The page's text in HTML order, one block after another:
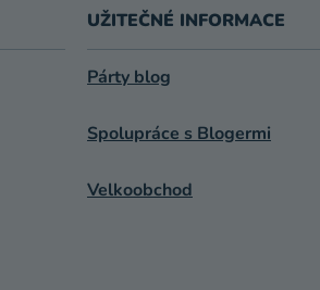
UŽITEČNÉ INFORMACE
Párty blog
Spolupráce s Blogermi
Velkoobchod